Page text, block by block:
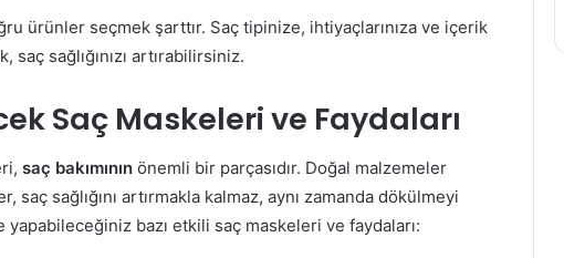
ürünler seçmek şarttır. Saç tipinize, ihtiyaçlarınıza ve içerik
sağlığınızı artırabilirsiniz.
Saç Maskeleri ve Faydaları
saç bakımının önemli bir parçasıdır. Doğal malzemeler
saç sağlığını artırmakla kalmaz, aynı zamanda dökülmeyi
yapabileceğiniz bazı etkili saç maskeleri ve faydaları: